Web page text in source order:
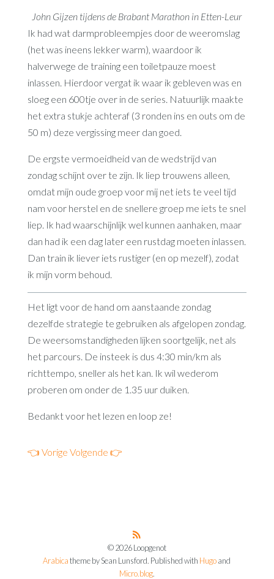
John Gijzen tijdens de Brabant Marathon in Etten-Leur
Ik had wat darmprobleempjes door de weeromslag
(het was ineens lekker warm), waardoor ik
halverwege de training een toiletpauze moest
inlassen. Hierdoor vergat ik waar ik gebleven was en
sloeg een 600tje over in de series. Natuurlijk maakte
het extra stukje achteraf (3 ronden ins en outs om de
50 m) deze vergissing meer dan goed.
De ergste vermoeidheid van de wedstrijd van
zondag schijnt over te zijn. Ik liep trouwens alleen,
omdat mijn oude groep voor mij net iets te veel tijd
nam voor herstel en de snellere groep me iets te snel
liep. Ik had waarschijnlijk wel kunnen aanhaken, maar
dan had ik een dag later een rustdag moeten inlassen.
Dan train ik liever iets rustiger (en op mezelf), zodat
ik mijn vorm behoud.
Het ligt voor de hand om aanstaande zondag
dezelfde strategie te gebruiken als afgelopen zondag.
De weersomstandigheden lijken soortgelijk, net als
het parcours. De insteek is dus 4:30 min/km als
richttempo, sneller als het kan. Ik wil wederom
proberen om onder de 1.35 uur duiken.
Bedankt voor het lezen en loop ze!
👈 Vorige Volgende 👉
© 2026 Loopgenot
Arabica theme by Sean Lunsford. Published with Hugo and
Micro.blog.